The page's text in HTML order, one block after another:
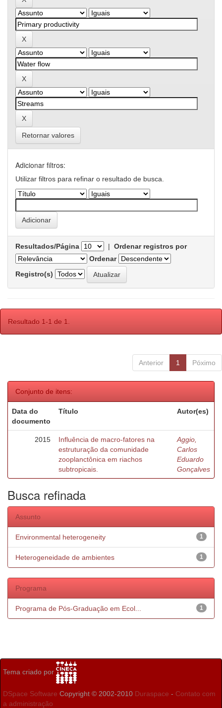
Retornar valores
Adicionar filtros:
Utilizar filtros para refinar o resultado de busca.
Resultados/Página | Ordenar registros por
Ordenar
Registro(s)
Resultado 1-1 de 1.
Anterior 1 Póximo
Conjunto de itens:
Data do
documento
Título Autor(es)
2015
Influência de macro-fatores na
estruturação da comunidade
zooplanctônica em riachos
subtropicais.
Aggio,
Carlos
Eduardo
Gonçalves
Busca refinada
Assunto
1
Environmental heterogeneity
1
Heterogeneidade de ambientes
Programa
1
Programa de Pós-Graduação em Ecol...
Tema criado por
DSpace Software Copyright © 2002-2010 Duraspace - Contato com
a administração